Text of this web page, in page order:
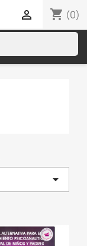
shopping_cart (0)

